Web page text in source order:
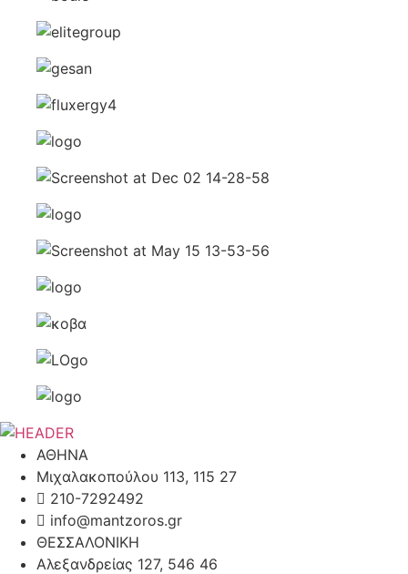
ΑΘΗΝΑ
Μιχαλακοπούλου 113, 115 27
210-7292492
info@mantzoros.gr
ΘΕΣΣΑΛΟΝΙΚΗ
Αλεξανδρείας 127, 546 46